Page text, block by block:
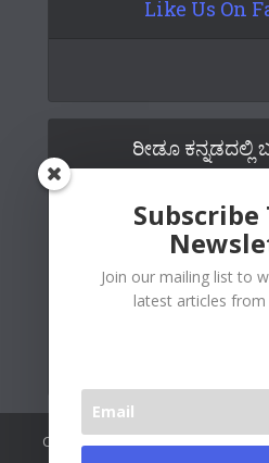
Like Us On
ರೀಡೂ
Copywrite© 2026 Readoo Media
Subscribe
Join our mailing list to
latest articles